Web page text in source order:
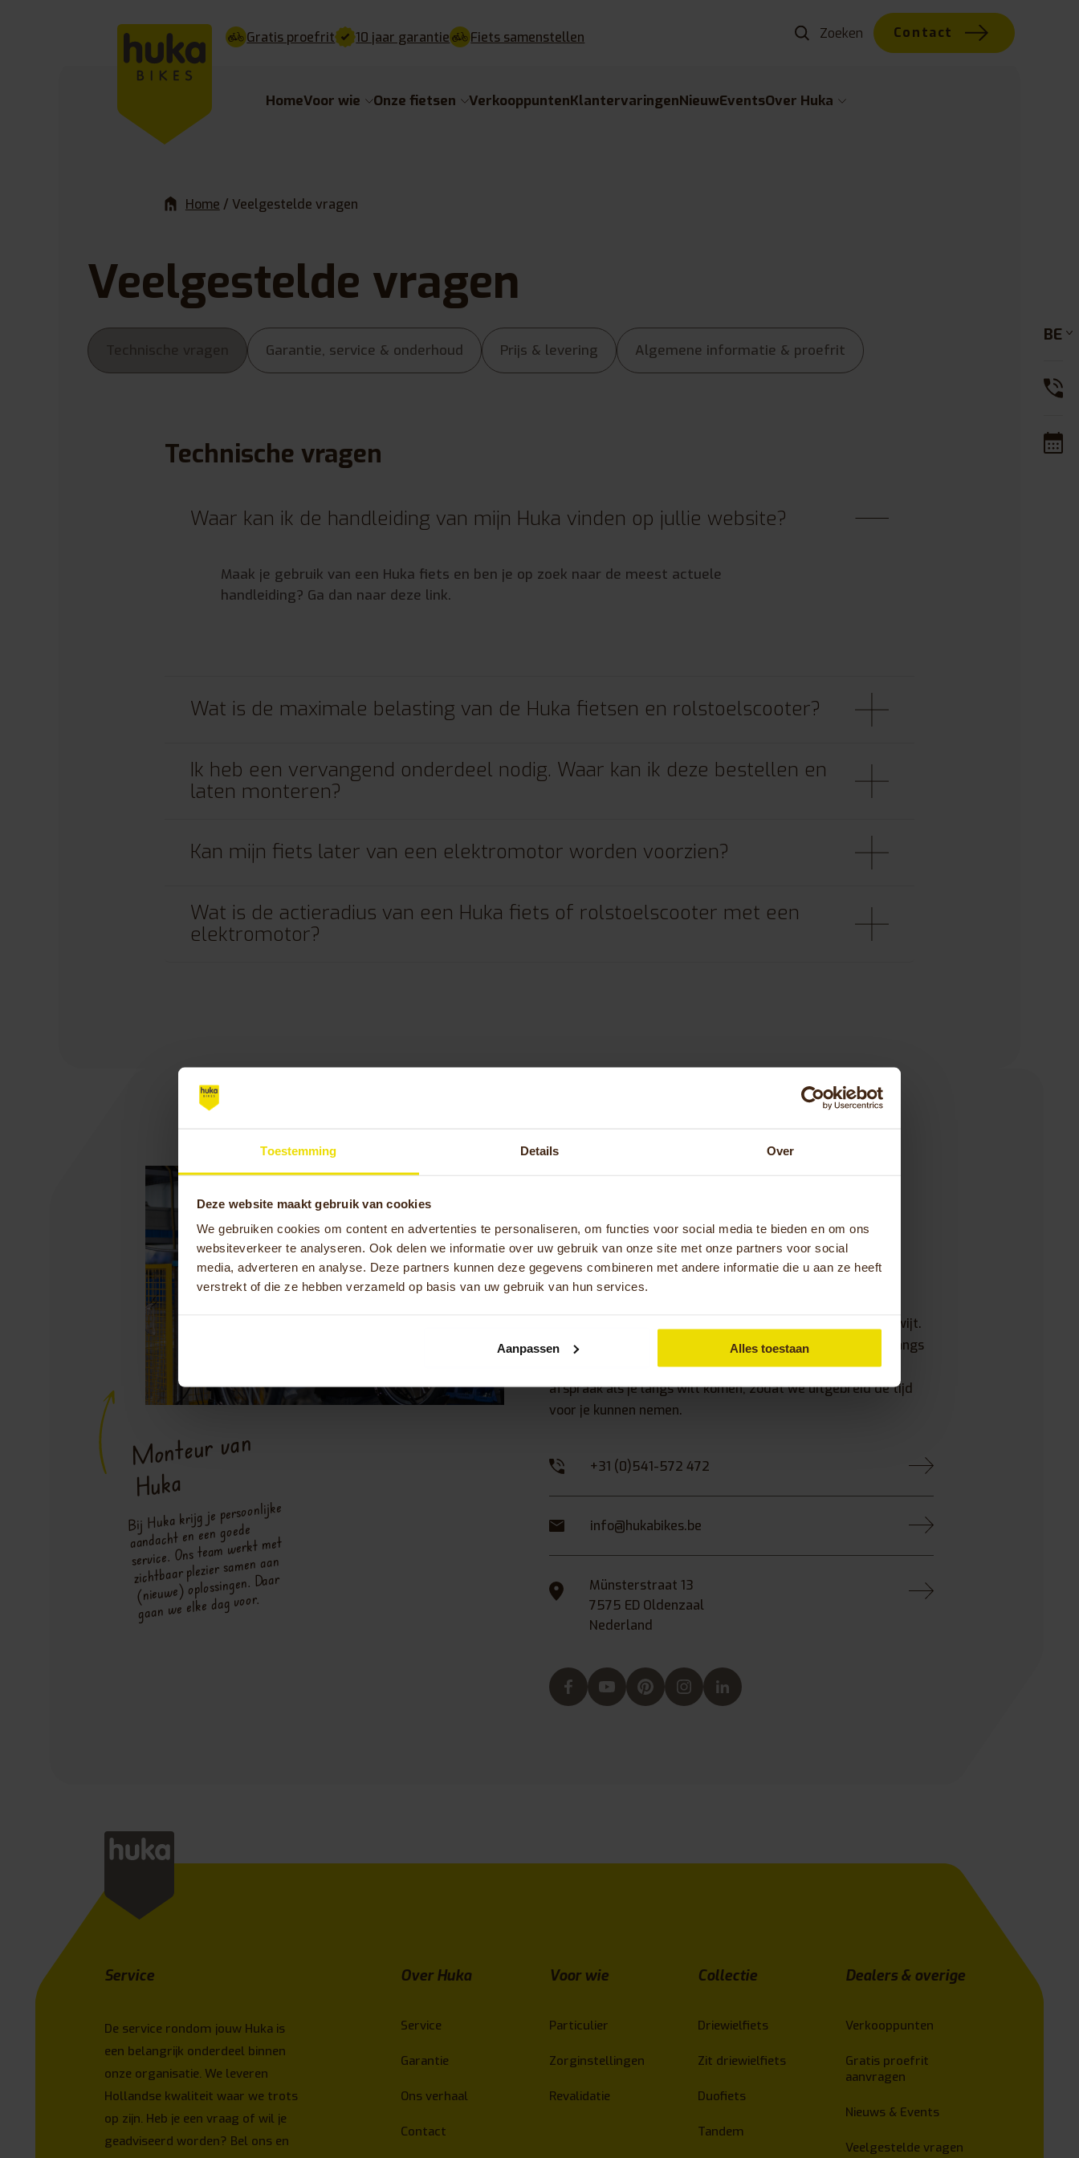
Toestemming Details Over
Deze website maakt gebruik van cookies
We gebruiken cookies om content en advertenties te personaliseren, om functies voor social media te bieden en om ons
websiteverkeer te analyseren. Ook delen we informatie over uw gebruik van onze site met onze partners voor social
media, adverteren en analyse. Deze partners kunnen deze gegevens combineren met andere informatie die u aan ze heeft
verstrekt of die ze hebben verzameld op basis van uw gebruik van hun services.
Aanpassen Alles toestaan
Gratis proefrit 10 jaar garantie Fiets samenstellen Contact
HomeVoor wie Onze fietsen VerkooppuntenKlantervaringenNieuwEventsOver Huka
Home / Veelgestelde vragen
Veelgestelde vragen
Garantie, service & onderhoud Prijs & levering Algemene informatie & proefrit
Technische vragen
Waar kan ik de handleiding van mijn Huka vinden op jullie website?
Maak je gebruik van een Huka fiets en ben je op zoek naar de meest actuele
handleiding? Ga dan naar deze link.
Wat is de maximale belasting van de Huka fietsen en rolstoelscooter?
Ik heb een vervangend onderdeel nodig. Waar kan ik deze bestellen en
laten monteren?
Kan mijn fiets later van een elektromotor worden voorzien?
Wat is de actieradius van een Huka fiets of rolstoelscooter met een
elektromotor?
Monteur van
Huka
Bij Huka krijg je persoonlijke
aandacht en een goede
service. Ons team werkt met
zichtbaar plezier samen aan
(nieuwe) oplossingen. Daar
gaan we elke dag voor.
Wil je graag advies bij de
aanschaf van jouw Huka? We
helpen je graag.
Ook andere vragen, ideeën of opmerkingen kun je bij ons kwijt.
We horen graag van je. Neem contact met ons op of kom langs
in ons Experience center in Oldenzaal. Maak vooraf een
afspraak als je langs wilt komen, zodat we uitgebreid de tijd
voor je kunnen nemen.
+31 (0)541-572 472
info@hukabikes.be
Münsterstraat 13
7575 ED Oldenzaal
Nederland
Service
De service rondom jouw Huka is
een belangrijk onderdeel binnen
onze organisatie. We leveren
Hollandse kwaliteit waar we trots
op zijn. Heb je een vraag of wil je
geadviseerd worden? Bel ons en
Over Huka
Service
Garantie
Ons verhaal
Contact
Voor wie
Particulier
Zorginstellingen
Revalidatie
Collectie
Driewielfiets
Zit driewielfiets
Duofiets
Tandem
Dealers & overige
Verkooppunten
Gratis proefrit
aanvragen
Nieuws & Events
Veelgestelde vragen
BE